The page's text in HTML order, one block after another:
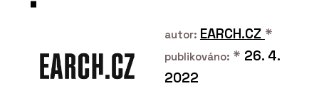
autor: EARCH.CZ *
publikováno: * 26. 4.
2022